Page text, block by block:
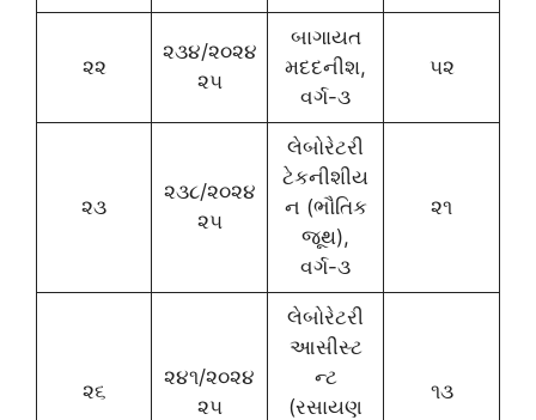
૨૨
૨૩૪/૨૦૨૪
૨૫
બાગાયત
મદદનીશ,
વર્ગ-૩
૫૨
૨૩
૨૩૮/૨૦૨૪
૨૫
લેબોરેટરી
ટેકનીશીય
ન (ભૌતિક
જૂથ),
વર્ગ-૩
૨૧
૨૬
૨૪૧/૨૦૨૪
૨૫
લેબોરેટરી
આસીસ્ટ
ન્ટ
(રસાયણ
૧૩